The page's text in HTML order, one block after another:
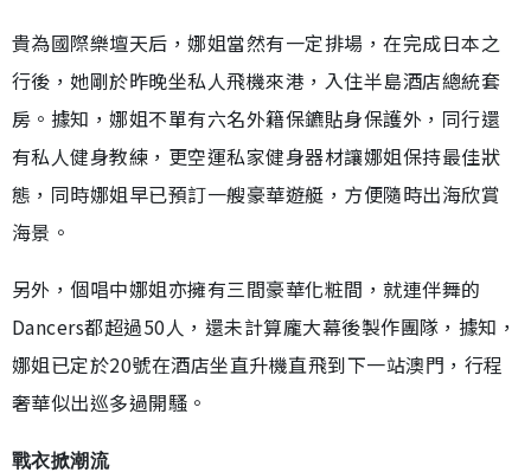
貴為國際樂壇天后，娜姐當然有一定排場，在完成日本之
行後，她剛於昨晚坐私人飛機來港，入住半島酒店總統套
房。據知，娜姐不單有六名外籍保鑣貼身保護外，同行還
有私人健身教練，更空運私家健身器材讓娜姐保持最佳狀
態，同時娜姐早已預訂一艘豪華遊艇，方便隨時出海欣賞
海景。
另外，個唱中娜姐亦擁有三間豪華化粧間，就連伴舞的
Dancers都超過50人，還未計算龐大幕後製作團隊，據知，
娜姐已定於20號在酒店坐直升機直飛到下一站澳門，行程
奢華似出巡多過開騷。
戰衣掀潮流